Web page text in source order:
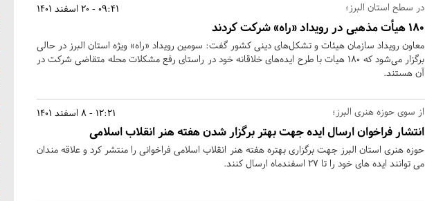
09:41 - 20 اسفند 1401 در سطح استان البرز؛
۱۸۰ هیأت مذهبی در رویداد «راه» شرکت کردند
معاون رویداد سازمان هیئات و تشکل‌های دینی کشور گفت: سومین رویداد «راه» ویژه استان البرز در حالی
برگزار می‌شود که ۱۸۰ هیات با طرح ایده‌های خلاقانه خود در راستای رفع مشکلات محله متقاضی شرکت در
آن هستند.
12:21 - 8 اسفند 1401 از سوی حوزه هنری البرز؛
انتشار فراخوان ارسال ایده جهت بهتر برگزار شدن هفته هنر انقلاب اسلامی
حوزه هنری استان البرز جهت برگزاری بهتره هفته هنر انقلاب اسلامی فراخوانی را منتشر کرد و علاقه مندان
می توانند ایده های خود را تا 27 اسفندماه ارسال کنند.